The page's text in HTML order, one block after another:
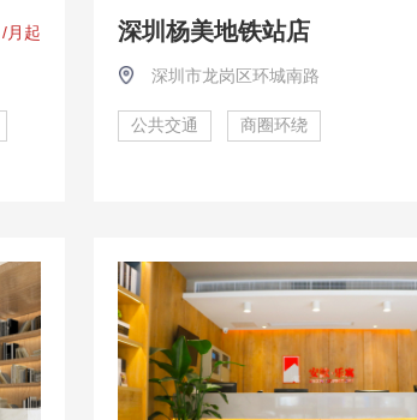
/月起 深圳杨美地铁站店
深圳市龙岗区环城南路
公共交通 商圈环绕